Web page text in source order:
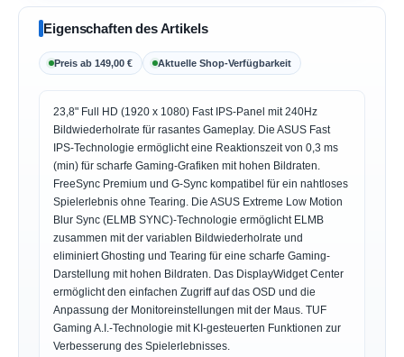
Eigenschaften des Artikels
Preis ab 149,00 € Aktuelle Shop-Verfügbarkeit
23,8" Full HD (1920 x 1080) Fast IPS-Panel mit 240Hz
Bildwiederholrate für rasantes Gameplay. Die ASUS Fast
IPS-Technologie ermöglicht eine Reaktionszeit von 0,3 ms
(min) für scharfe Gaming-Grafiken mit hohen Bildraten.
FreeSync Premium und G-Sync kompatibel für ein nahtloses
Spielerlebnis ohne Tearing. Die ASUS Extreme Low Motion
Blur Sync (ELMB SYNC)-Technologie ermöglicht ELMB
zusammen mit der variablen Bildwiederholrate und
eliminiert Ghosting und Tearing für eine scharfe Gaming-
Darstellung mit hohen Bildraten. Das DisplayWidget Center
ermöglicht den einfachen Zugriff auf das OSD und die
Anpassung der Monitoreinstellungen mit der Maus. TUF
Gaming A.I.-Technologie mit KI-gesteuerten Funktionen zur
Verbesserung des Spielerlebnisses.